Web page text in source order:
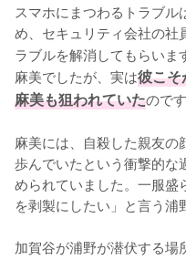
スマホにまつわるトラブ
め、セキュリティ会社の社
ラブルを解消してもらい
麻美でしたが、実は彼こそ
麻美も狙われていたのです
麻美には、自殺した親友の
歩んでいたという衝撃的な
められていました。一服盛
を剥製にしたい」と言う浦
加賀谷が浦野が潜伏する場